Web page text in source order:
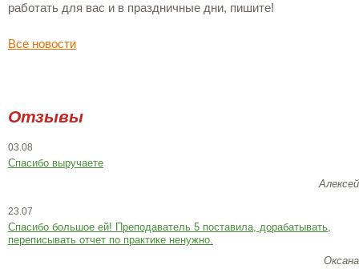
работать для вас и в праздничные дни, пишите!
Все новости
Отзывы
03.08
Спасибо выручаете
Алексей
23.07
Cпасибо большое ей! Преподаватель 5 поставила, дорабатывать,
переписывать отчет по практике ненужно.
Оксана